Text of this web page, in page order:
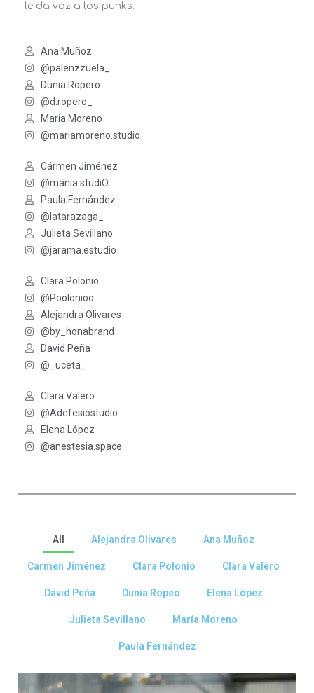
le da voz a los punks.
Ana Muñoz
@palenzzuela_
Dunia Ropero
@d.ropero_
Maria Moreno
@mariamoreno.studio
Cármen Jiménez
@mania.studiO
Paula Fernández
@latarazaga_
Julieta Sevillano
@jarama.estudio
Clara Polonio
@Poolonioo
Alejandra Olivares
@by_honabrand
David Peña
@_uceta_
Clara Valero
@Adefesiostudio
Elena López
@anestesia.space
All Alejandra Olivares Ana Muñoz
Carmen Jiménez Clara Polonio Clara Valero
David Peña Dunia Ropeo Elena López
Julieta Sevillano María Moreno
Paula Fernández